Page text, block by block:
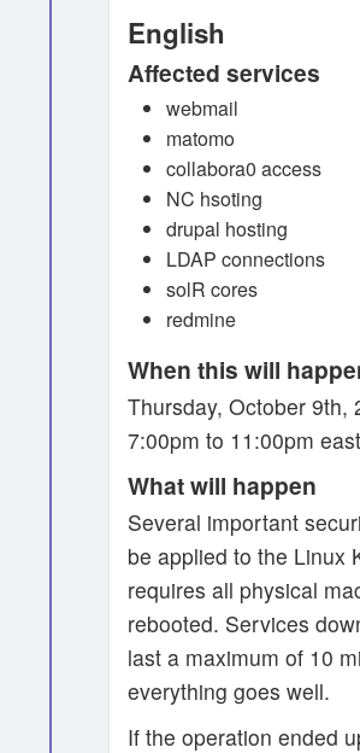
English
Affected services
webmail
matomo
collabora0 access
NC hsoting
drupal hosting
LDAP connections
solR cores
redmine
When this will
Thursday, October 9th,
7:00pm to 11:00pm
What will happen
Several important
be applied to the Linux
requires all physical
rebooted. Services
last a maximum of 10
everything goes well.
If the operation ended